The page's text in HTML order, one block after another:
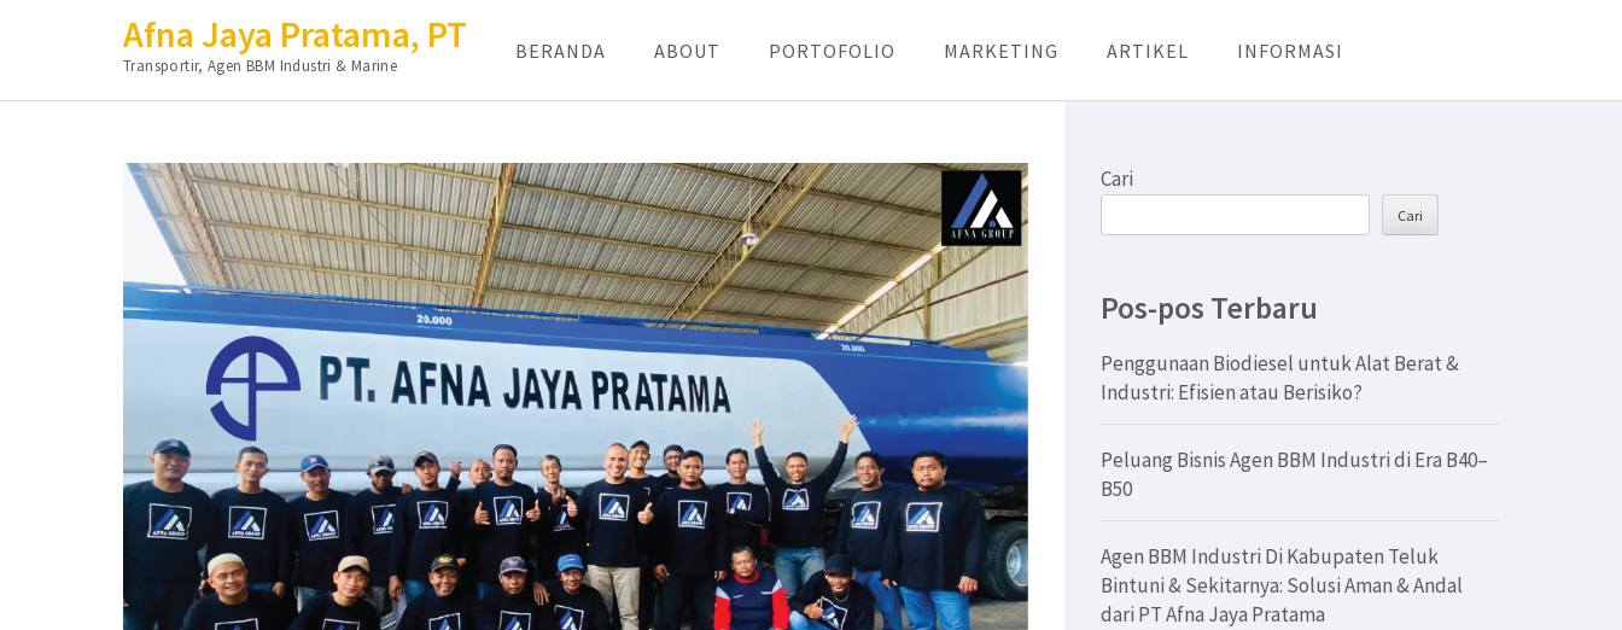
Afna Jaya Pratama, PT
Transportir, Agen BBM Industri & Marine
BERANDA ABOUT PORTOFOLIO MARKETING ARTIKEL INFORMASI
Cari
Cari
Pos-pos Terbaru
Penggunaan Biodiesel untuk Alat Berat &
Industri: Efisien atau Berisiko?
Peluang Bisnis Agen BBM Industri di Era B40–
B50
Agen BBM Industri Di Kabupaten Teluk
Bintuni & Sekitarnya: Solusi Aman & Andal
dari PT Afna Jaya Pratama